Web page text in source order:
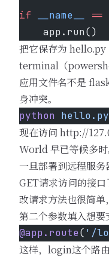
if __name__ ==
    app.run()
把它保存为 hello.py
terminal（
应用文件名不是
身冲突。
python hello.py
现在访问 http://
World 早已等候多时
一旦部署到远程服
GET请求访问的接
改请求方法也很简
第二个参数填入想要
@app.route( '/
这样，login这个路